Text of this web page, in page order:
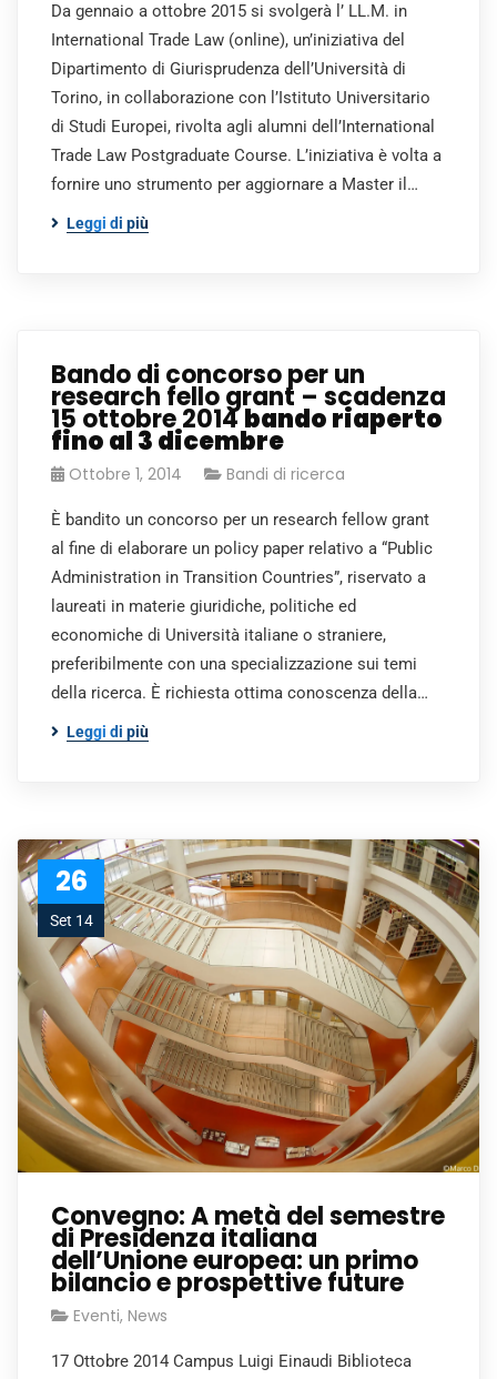
Da gennaio a ottobre 2015 si svolgerà l’ LL.M. in
International Trade Law (online), un’iniziativa del
Dipartimento di Giurisprudenza dell’Università di
Torino, in collaborazione con l’Istituto Universitario
di Studi Europei, rivolta agli alumni dell’International
Trade Law Postgraduate Course. L’iniziativa è volta a
fornire uno strumento per aggiornare a Master il…
Leggi di più
Bando di concorso per un
research fello grant – scadenza
15 ottobre 2014bando riaperto
fino al 3 dicembre
Ottobre 1, 2014 Bandi di ricerca
È bandito un concorso per un research fellow grant
al fine di elaborare un policy paper relativo a “Public
Administration in Transition Countries”, riservato a
laureati in materie giuridiche, politiche ed
economiche di Università italiane o straniere,
preferibilmente con una specializzazione sui temi
della ricerca. È richiesta ottima conoscenza della…
Leggi di più
26
Set 14
Convegno: A metà del semestre
di Presidenza italiana
dell’Unione europea: un primo
bilancio e prospettive future
Eventi, News
17 Ottobre 2014 Campus Luigi Einaudi Biblioteca